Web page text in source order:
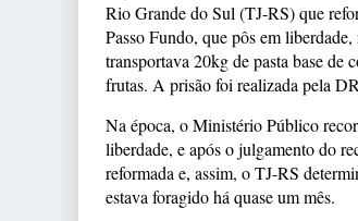
Rio Grande do Sul (TJ-RS) que
Passo Fundo, que pôs em
transportava 20kg de pasta base de
frutas. A prisão foi realizada pela
Na época, o Ministério Público
liberdade, e após o julgamento do
reformada e, assim, o TJ-RS
estava foragido há quase um mês.